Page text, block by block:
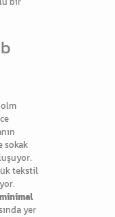
sokak
tekstil
yer